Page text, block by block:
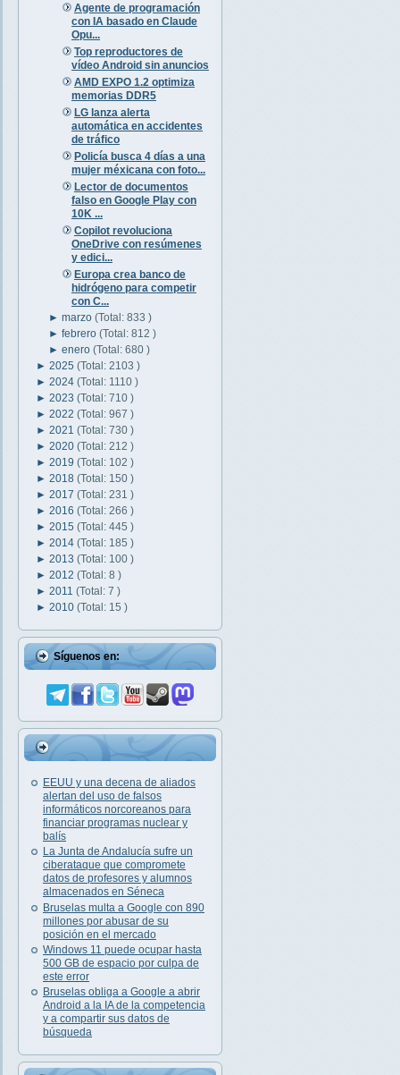
Agente de programación
con IA basado en Claude
Opu...
Top reproductores de
vídeo Android sin anuncios
AMD EXPO 1.2 optimiza
memorias DDR5
LG lanza alerta
automática en accidentes
de tráfico
Policía busca 4 días a una
mujer méxicana con foto...
Lector de documentos
falso en Google Play con
10K ...
Copilot revoluciona
OneDrive con resúmenes
y edici...
Europa crea banco de
hidrógeno para competir
con C...
►marzo(Total: 833 )
►febrero(Total: 812 )
►enero(Total: 680 )
► 2025 (Total: 2103 )
► 2024 (Total: 1110 )
► 2023 (Total: 710 )
► 2022 (Total: 967 )
► 2021 (Total: 730 )
► 2020 (Total: 212 )
► 2019 (Total: 102 )
► 2018 (Total: 150 )
► 2017 (Total: 231 )
► 2016 (Total: 266 )
► 2015 (Total: 445 )
► 2014 (Total: 185 )
► 2013 (Total: 100 )
► 2012 (Total: 8 )
► 2011 (Total: 7 )
► 2010 (Total: 15 )
Síguenos en:
EEUU y una decena de aliados
alertan del uso de falsos
informáticos norcoreanos para
financiar programas nuclear y
balís
La Junta de Andalucía sufre un
ciberataque que compromete
datos de profesores y alumnos
almacenados en Séneca
Bruselas multa a Google con 890
millones por abusar de su
posición en el mercado
Windows 11 puede ocupar hasta
500 GB de espacio por culpa de
este error
Bruselas obliga a Google a abrir
Android a la IA de la competencia
y a compartir sus datos de
búsqueda